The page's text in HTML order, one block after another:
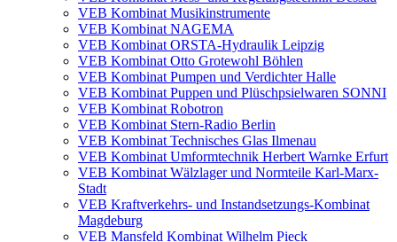
VEB Kombinat Musikinstrumente
VEB Kombinat NAGEMA
VEB Kombinat ORSTA-Hydraulik Leipzig
VEB Kombinat Otto Grotewohl Böhlen
VEB Kombinat Pumpen und Verdichter Halle
VEB Kombinat Puppen und Plüschpsielwaren SONNI
VEB Kombinat Robotron
VEB Kombinat Stern-Radio Berlin
VEB Kombinat Technisches Glas Ilmenau
VEB Kombinat Umformtechnik Herbert Warnke Erfurt
VEB Kombinat Wälzlager und Normteile Karl-Marx-
Stadt
VEB Kraftverkehrs- und Instandsetzungs-Kombinat
Magdeburg
VEB Mansfeld Kombinat Wilhelm Pieck